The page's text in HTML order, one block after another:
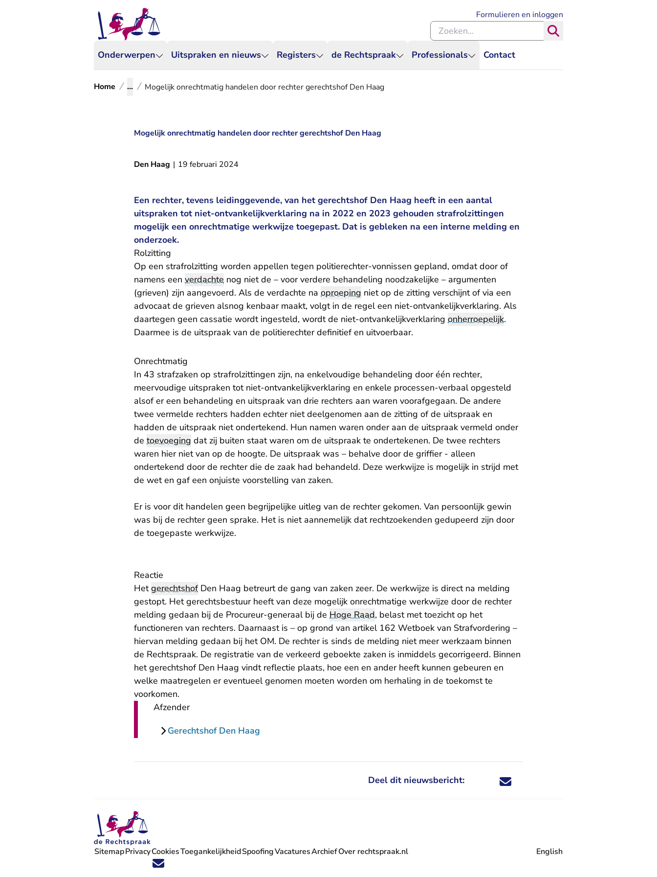
Onderwerpen Uitspraken en nieuws Registers de Rechtspraak Professionals Contact
Formulieren en inloggen
Zoeken binnen de Rechtspraak
Home ... Mogelijk onrechtmatig handelen door rechter gerechtshof Den Haag
Mogelijk onrechtmatig handelen door rechter gerechtshof Den Haag
Den Haag | 19 februari 2024
Een rechter, tevens leidinggevende, van het gerechtshof Den Haag heeft in een aantal
uitspraken tot niet-ontvankelijkverklaring na in 2022 en 2023 gehouden strafrolzittingen
mogelijk een onrechtmatige werkwijze toegepast. Dat is gebleken na een interne melding en
onderzoek.
Rolzitting
Op een strafrolzitting worden appellen tegen politierechter-vonnissen gepland, omdat door of
namens een verdachte nog niet de – voor verdere behandeling noodzakelijke – argumenten
(grieven) zijn aangevoerd. Als de verdachte na oproeping niet op de zitting verschijnt of via een
advocaat de grieven alsnog kenbaar maakt, volgt in de regel een niet-ontvankelijkverklaring. Als
daartegen geen cassatie wordt ingesteld, wordt de niet-ontvankelijkverklaring onherroepelijk.
Daarmee is de uitspraak van de politierechter definitief en uitvoerbaar.
Onrechtmatig
In 43 strafzaken op strafrolzittingen zijn, na enkelvoudige behandeling door één rechter,
meervoudige uitspraken tot niet-ontvankelijkverklaring en enkele processen-verbaal opgesteld
alsof er een behandeling en uitspraak van drie rechters aan waren voorafgegaan. De andere
twee vermelde rechters hadden echter niet deelgenomen aan de zitting of de uitspraak en
hadden de uitspraak niet ondertekend. Hun namen waren onder aan de uitspraak vermeld onder
de toevoeging dat zij buiten staat waren om de uitspraak te ondertekenen. De twee rechters
waren hier niet van op de hoogte. De uitspraak was – behalve door de griffier - alleen
ondertekend door de rechter die de zaak had behandeld. Deze werkwijze is mogelijk in strijd met
de wet en gaf een onjuiste voorstelling van zaken.
Er is voor dit handelen geen begrijpelijke uitleg van de rechter gekomen. Van persoonlijk gewin
was bij de rechter geen sprake. Het is niet aannemelijk dat rechtzoekenden gedupeerd zijn door
de toegepaste werkwijze.
Reactie
HetgerechtshofDen Haag betreurt de gang van zaken zeer. De werkwijze is direct na melding
gestopt. Het gerechtsbestuur heeft van deze mogelijk onrechtmatige werkwijze door de rechter
melding gedaan bij de Procureur-generaal bij de Hoge Raad, belast met toezicht op het
functioneren van rechters. Daarnaast is – op grond van artikel 162 Wetboek van Strafvordering –
hiervan melding gedaan bij het OM. De rechter is sinds de melding niet meer werkzaam binnen
de Rechtspraak. De registratie van de verkeerd geboekte zaken is inmiddels gecorrigeerd. Binnen
het gerechtshof Den Haag vindt reflectie plaats, hoe een en ander heeft kunnen gebeuren en
welke maatregelen er eventueel genomen moeten worden om herhaling in de toekomst te
voorkomen.
Afzender
Gerechtshof Den Haag
Deel dit nieuwsbericht: Deel dit nieuwsbericht via X - U verlaat
Deel dit nieuwsbericht via Facebook - U
Deel dit nieuwsbericht via e-mail
Deel dit nieuwsbericht via LinkedIn - U
Volg ons op X (Twitter) - U verlaat Rechtspraak.nl
Volg ons op Facebook - U verlaat Rechtspraak.nl
Volg ons op Instagram - U verlaat Rechtspraak.nl
Volg ons op Youtube - U verlaat Rechtspraak.nl
Volg ons op LinkedIn - U verlaat Rechtspraak.nl
'Blijf op de hoogte' nieuwsbrief - U verlaat Rechtspraak.nl
SitemapPrivacyCookiesToegankelijkheidSpoofingVacatures
- U verlaat Rechtspraak.nl
ArchiefOver rechtspraak.nl English